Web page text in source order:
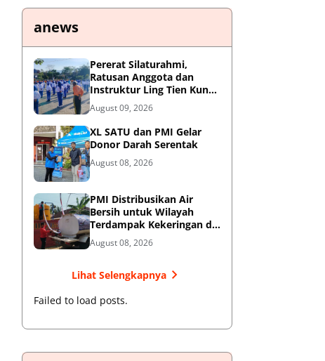
anews
Pererat Silaturahmi,
Ratusan Anggota dan
Instruktur Ling Tien Kung
Bumi Reog Ponorogo Gelar
Latihan Bersama di
Embung Pakel
August 09, 2026
XL SATU dan PMI Gelar
Donor Darah Serentak
August 08, 2026
PMI Distribusikan Air
Bersih untuk Wilayah
Terdampak Kekeringan di
Blitar
August 08, 2026
Lihat Selengkapnya
Failed to load posts.